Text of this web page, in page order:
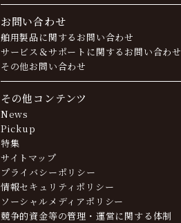
お問い合わせ
舶用製品に関するお問い合わせ
サービス＆サポートに関するお問い合わせ
その他お問い合わせ
その他コンテンツ
News
Pickup
特集
サイトマップ
プライバシーポリシー
情報セキュリティポリシー
ソーシャルメディアポリシー
競争的資金等の管理・運営に関する体制